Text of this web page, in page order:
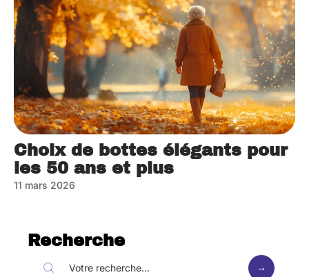
Choix de bottes élégants pour
les 50 ans et plus
11 mars 2026
Recherche